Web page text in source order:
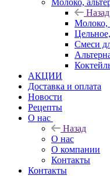
Молоко,
Назад
Молоко,
Смеси
АКЦИИ
Доставка и оплата
Новости
Рецепты
О нас
Назад
О нас
О компании
Контакты
Контакты